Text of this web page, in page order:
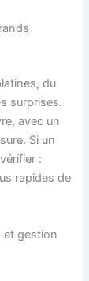
du
surprises.
avec un
Si un
:
rapides de
et gestion